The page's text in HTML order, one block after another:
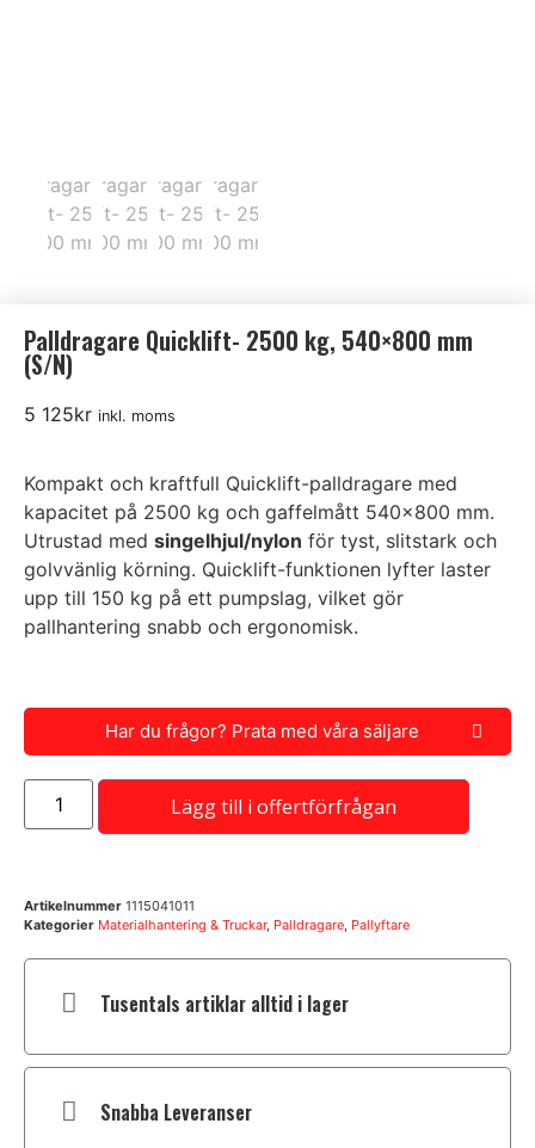
Palldragare Quicklift- 2500 kg, 540×800 mm
(S/N)
5 125kr inkl. moms
Kompakt och kraftfull Quicklift-palldragare med
kapacitet på 2500 kg och gaffelmått 540×800 mm.
Utrustad med singelhjul/nylon för tyst, slitstark och
golvvänlig körning. Quicklift-funktionen lyfter laster
upp till 150 kg på ett pumpslag, vilket gör
pallhantering snabb och ergonomisk.
Har du frågor? Prata med våra säljare
Lägg till i offertförfrågan
Artikelnummer 1115041011
Kategorier Materialhantering & Truckar, Palldragare Pallyftare
Tusentals artiklar alltid i lager
Snabba Leveranser